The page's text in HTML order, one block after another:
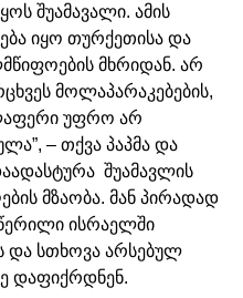
შუამავალი. ამის
იყო თურქეთისა და
მხრიდან. არ
მოლაპარაკებების,
უფრო არ
– თქვა პაპმა და
შუამავლის
მზაობა. მან პირადად
წერილი ისრაელში
და სთხოვა არსებულ
დაფიქრდნენ.